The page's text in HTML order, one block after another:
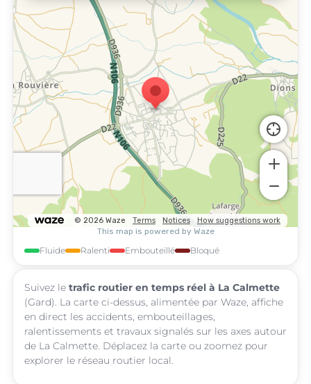
Fluide Ralenti Embouteillé Bloqué
Suivez le trafic routier en temps réel à La Calmette
(Gard). La carte ci-dessus, alimentée par Waze, affiche
en direct les accidents, embouteillages,
ralentissements et travaux signalés sur les axes autour
de La Calmette. Déplacez la carte ou zoomez pour
explorer le réseau routier local.